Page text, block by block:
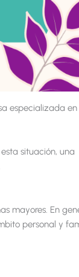
especializada
situación, una
mayores. En
personal y